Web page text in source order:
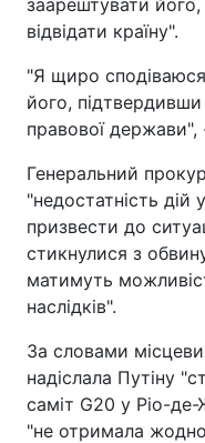
заарештувати
відвідати країну".
"Я щиро
його, підтвердивши
правової держави",
Генеральний
"недостатність
призвести до
стикнулися з
матимуть
наслідків".
За словами
надіслала Путіну
саміт G20 у Ріо-
"не отримала